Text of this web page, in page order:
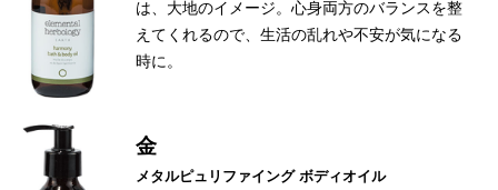
は、大地のイメージ。心身両方のバランスを整
えてくれるので、生活の乱れや不安が気になる
時に。
金
メタルピュリファイング ボディオイル